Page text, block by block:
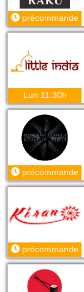
précommande
Lun 11:30h
précommande
précommande